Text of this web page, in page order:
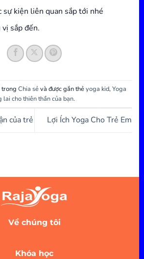
sự kiện liên quan sắp tới nhé
sắp đến.
trong Chia sẻvà được gắn thẻyoga kid,Yoga
lai cho thiên thần của bạn.
của trẻ Lợi Ích Yoga Cho Trẻ Em
Về chúng tôi
Khóa học